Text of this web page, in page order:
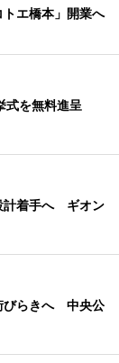
エ橋本」開業へ
式を無料進呈
計着手へ ギオン
びらきへ 中央公